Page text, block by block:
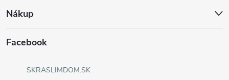
Nákup
Facebook
SKRASLIMDOM.SK